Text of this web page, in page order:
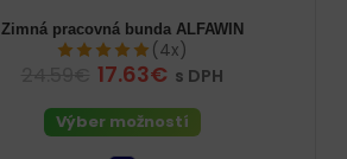
48 (M) pánske 56 (XL) pánske
Zimná pracovná bunda ALFAWIN
(4x)
17.63€ s DPH
Výber možností